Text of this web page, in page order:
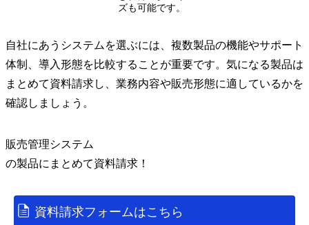
ズも可能です。
自社にあうシステムを選ぶには、複数製品の機能やサポート
体制、導入形態を比較することが重要です。気になる製品は
まとめて資料請求し、業務内容や販売形態に適しているかを
確認しましょう。
販売管理システム
の製品にまとめて資料請求！
資料請求フォームはこちら